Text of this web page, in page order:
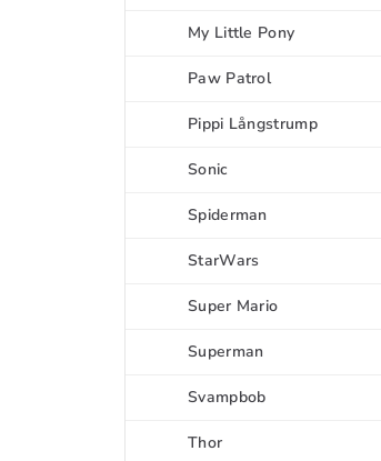
My Little Pony
Paw Patrol
Pippi Långstrump
Sonic
Spiderman
StarWars
Super Mario
Superman
Svampbob
Thor